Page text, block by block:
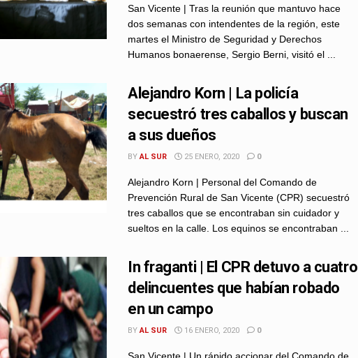
San Vicente | Tras la reunión que mantuvo hace
dos semanas con intendentes de la región, este
martes el Ministro de Seguridad y Derechos
Humanos bonaerense, Sergio Berni, visitó el ...
Alejandro Korn | La policía
secuestró tres caballos y buscan
a sus dueños
BY AL SUR 25 ENERO, 2020 0
Alejandro Korn | Personal del Comando de
Prevención Rural de San Vicente (CPR) secuestró
tres caballos que se encontraban sin cuidador y
sueltos en la calle. Los equinos se encontraban ...
In fraganti | El CPR detuvo a cuatro
delincuentes que habían robado
en un campo
BY AL SUR 16 ENERO, 2020 0